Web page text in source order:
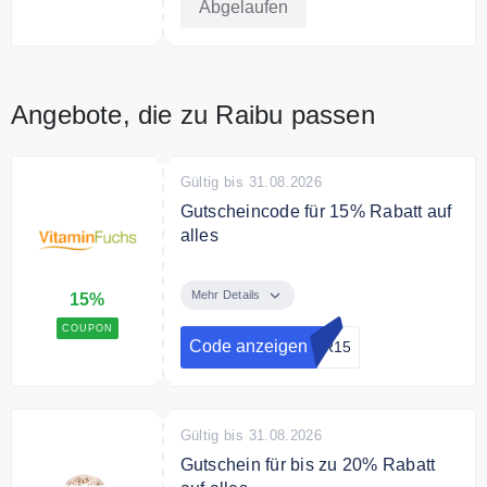
Abgelaufen
Angebote, die zu Raibu passen
15%
COUPON
Gültig bis 31.08.2026
Gutscheincode für 15% Rabatt auf
alles
Gutscheincode 15% Rabatt auf
das gesamte Sortiment.
Bedingungen
Mehr Details
Code anzeigen ER15
Gültig bis 31.08.2026
Gutschein für bis zu 20% Rabatt